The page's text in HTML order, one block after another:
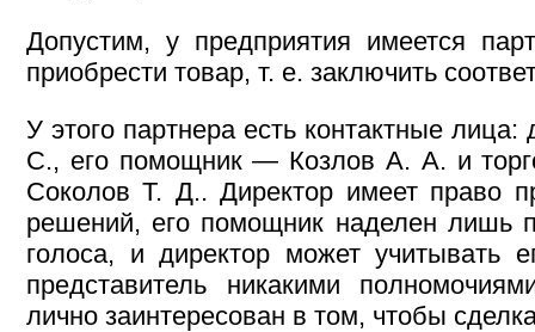
Допустим, у предприятия имеется
приобрести товар, т. е. заключить
У этого партнера есть контактные
С., его помощник — Козлов А. А. и
Соколов Т. Д.. Директор имеет право
решений, его помощник наделен лишь
голоса, и директор может учитывать
представитель никакими
лично заинтересован в том, чтобы